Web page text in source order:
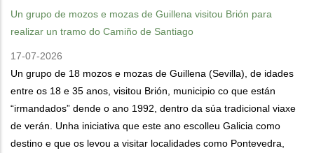
Un grupo de mozos e mozas de Guillena visitou Brión para
realizar un tramo do Camiño de Santiago
17-07-2026
Un grupo de 18 mozos e mozas de Guillena (Sevilla), de idades
entre os 18 e 35 anos, visitou Brión, municipio co que están
“irmandados” dende o ano 1992, dentro da súa tradicional viaxe
de verán. Unha iniciativa que este ano escolleu Galicia como
destino e que os levou a visitar localidades como Pontevedra,